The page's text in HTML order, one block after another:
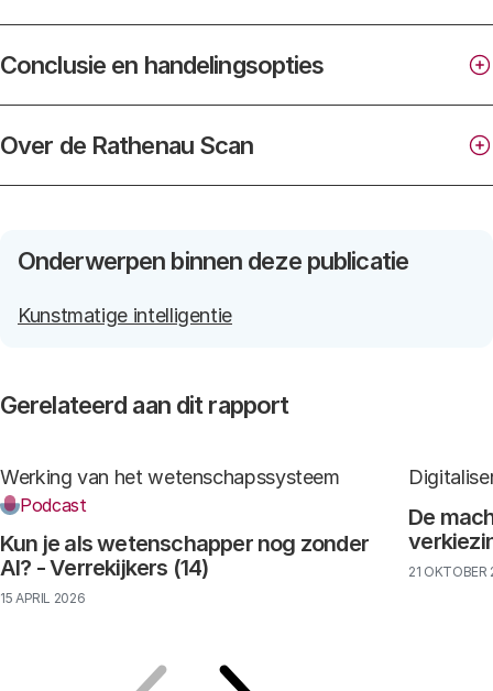
generatieve AI?
Is generatieve AI nieuw?
Conclusie en handelingsopties
Over de Rathenau Scan
Generatieve AI
Onderwerpen binnen deze publicatie
Kunstmatige intelligentie
Gerelateerd aan dit rapport
Kun je als wetenschapper nog zonder
AI? - Verrekijkers (14)
Werking van het wetenschapssysteem
Podcast
15 APRIL 2026
De
21 OKTOBER